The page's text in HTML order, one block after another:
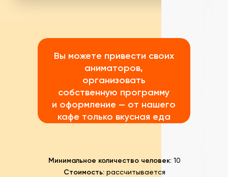
Вы можете привести своих
аниматоров,
организовать
собственную программу
и оформление — от нашего
кафе только вкусная еда
Минимальное количество человек: 10
Стоимость: рассчитывается